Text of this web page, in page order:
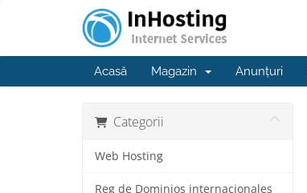
Acasă Magazin Anunțuri
Categorii
Web Hosting
Reg de Dominios internacionales